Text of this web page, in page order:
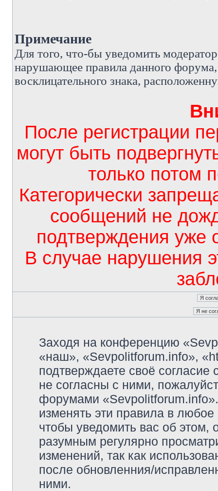
Примечание
Для того, что-бы уведомить
нарушающее правила данного форума,
восклицательного знака,
После регистрации
могут быть
только потом
Категорически
сообщений не
подтверждения уже
В случае нарушения
Заходя на конференцию
«наш», «Sevpolitforum.info»,
подтверждаете своё
не согласны с ними,
форумами
изменять эти правила в
чтобы уведомить вас об
разумным регулярно
изменений, так как
после обновленния/
ними.